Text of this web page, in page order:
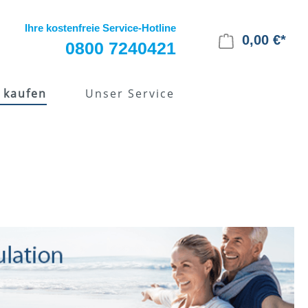
Ihre kostenfreie Service-Hotline
0800 7240421 0,00 €*
kaufen Unser Service
Kostenübernahme
Krankenkasse